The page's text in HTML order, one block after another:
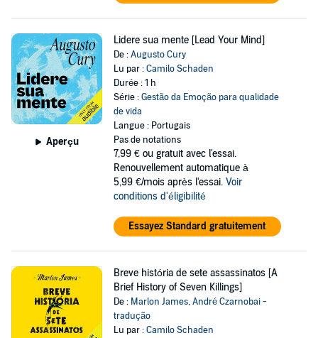
Aperçu
Lidere sua mente [Lead Your Mind]
De :Augusto Cury
Lu par :Camilo Schaden
Durée : 1 h
Série :Gestão da Emoção para qualidade
de vida
Langue : Portugais
Pas de notations
7,99 € ou gratuit avec l'essai.
Renouvellement automatique à
5,99 €/mois après l'essai. Voir
conditions d'éligibilité
Essayez Standard gratuitement
Breve história de sete assassinatos [A
Brief History of Seven Killings]
De : Marlon James,André Czarnobai -
tradução
Lu par :Camilo Schaden